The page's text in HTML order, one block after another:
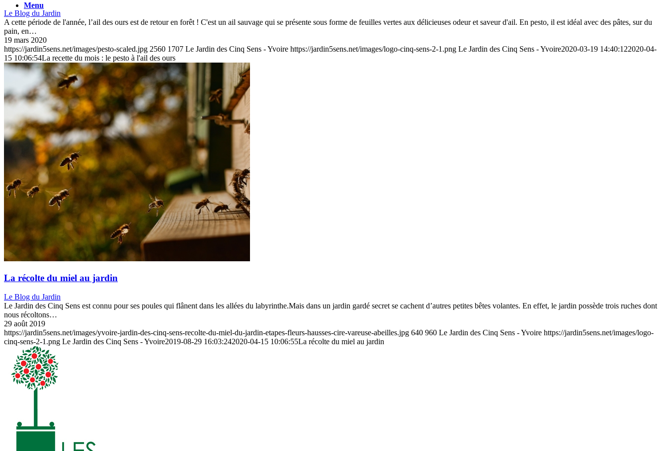
Menu
Le Blog du Jardin
A cette période de l'année, l’ail des ours est de retour en forêt ! C'est un ail sauvage qui se présente sous forme de feuilles vertes aux délicieuses odeur et saveur d'ail. En pesto, il est idéal avec des pâtes, sur du
pain, en…
19 mars 2020
https://jardin5sens.net/images/pesto-scaled.jpg 2560 1707 Le Jardin des Cinq Sens - Yvoire https://jardin5sens.net/images/logo-cinq-sens-2-1.png Le Jardin des Cinq Sens - Yvoire2020-03-19 14:40:122020-04-
15 10:06:54La recette du mois : le pesto à l'ail des ours
La récolte du miel au jardin
Le Blog du Jardin
Le Jardin des Cinq Sens est connu pour ses poules qui flânent dans les allées du labyrinthe.Mais dans un jardin gardé secret se cachent d’autres petites bêtes volantes. En effet, le jardin possède trois ruches dont
nous récoltons…
29 août 2019
https://jardin5sens.net/images/yvoire-jardin-des-cinq-sens-recolte-du-miel-du-jardin-etapes-fleurs-hausses-cire-vareuse-abeilles.jpg 640 960 Le Jardin des Cinq Sens - Yvoire https://jardin5sens.net/images/logo-
cinq-sens-2-1.png Le Jardin des Cinq Sens - Yvoire2019-08-29 16:03:242020-04-15 10:06:55La récolte du miel au jardin